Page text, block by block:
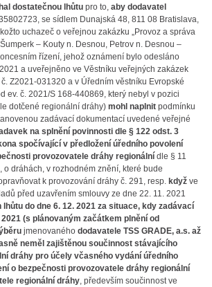
dostatečnou lhůtupro to, aby dodavatel
se sídlem Dunajská 48, 811 08 Bratislava,
uchazeč o veřejnou zakázku „Provoz a správa
– Kouty n. Desnou, Petrov n. Desnou –
řízení, jehož oznámení bylo odesláno
a uveřejněno ve Věstníku veřejných zakázek
Z2021-031320 a v Úředním věstníku Evropské
ev. č. 2021/S 168-440869, který nebyl v pozici
dotčené regionální dráhy) mohl naplnitpodmínku
zadávací dokumentací uvedené veřejné
na splnění povinnosti dle § 122 odst. 3
spočívající v předložení úředního povolení
provozovatele dráhy regionálnídle § 11
o dráhách, v rozhodném znění, které bude
k provozování dráhy č. 291, resp. kdyžve
před uzavřením smlouvy ze dne 22. 11. 2021
do dne 6. 12. 2021 za situace, kdy zadávací
(s plánovaným začátkem plnění od
jmenovaného dodavatele TSS GRADE, a.s. až
neměl zajištěnou součinnost stávajícího
dráhy pro účely včasného vydání úředního
o bezpečnosti provozovatele dráhy regionální
regionální dráhy, především součinnost ve